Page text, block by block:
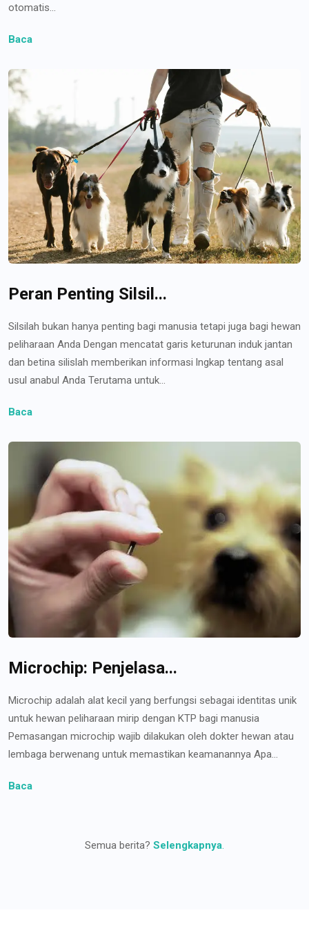
otomatis...
Baca
Peran Penting Silsil...
Silsilah bukan hanya penting bagi manusia tetapi juga bagi hewan
peliharaan Anda Dengan mencatat garis keturunan induk jantan
dan betina silislah memberikan informasi lngkap tentang asal
usul anabul Anda Terutama untuk...
Baca
Microchip: Penjelasa...
Microchip adalah alat kecil yang berfungsi sebagai identitas unik
untuk hewan peliharaan mirip dengan KTP bagi manusia
Pemasangan microchip wajib dilakukan oleh dokter hewan atau
lembaga berwenang untuk memastikan keamanannya Apa...
Baca
Semua berita? Selengkapnya